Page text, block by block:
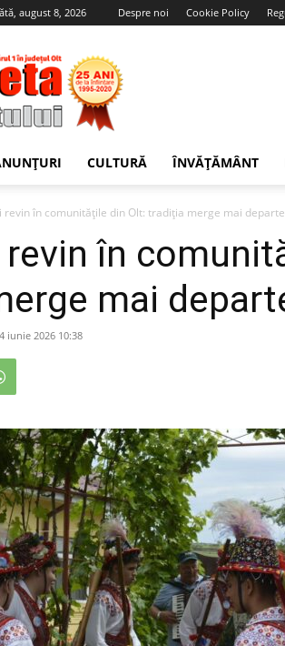
august 8, 2026 Despre noi Cookie Policy
Gazeta
Oltului
CULTURĂ ÎNVĂȚĂMÂNT
revin în comunitățile din Olt: tradiția merge mai departe
revin în
mai
4 iunie 2026 10:38